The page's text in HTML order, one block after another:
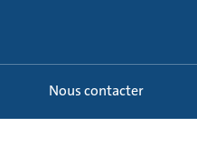
Nous contacter